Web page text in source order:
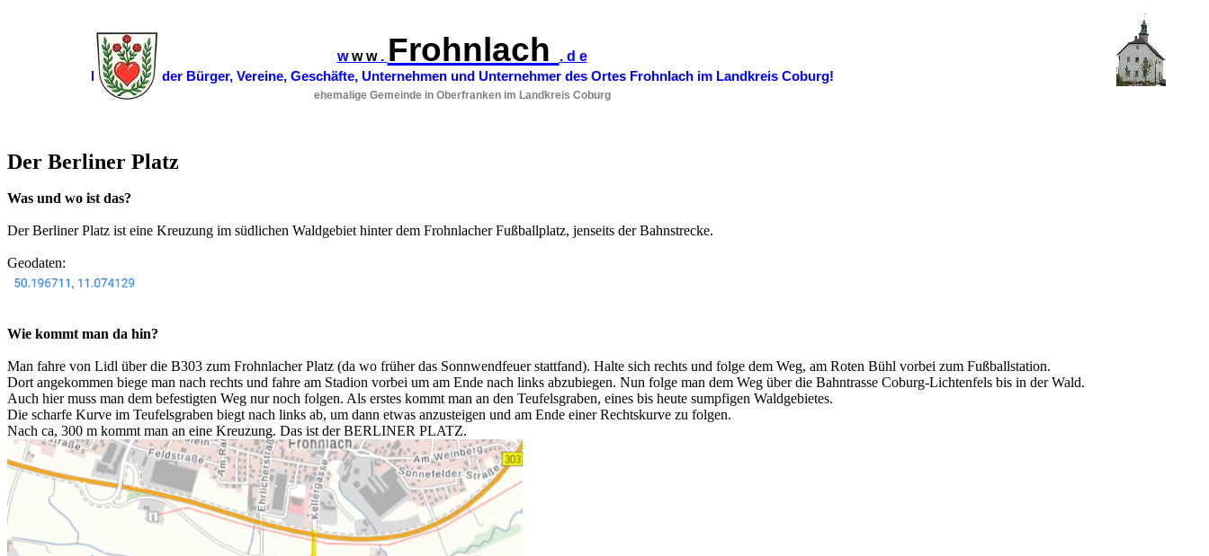
ww w. Frohnlach .d e
Homepage der Bürger, Vereine, Geschäfte, Unternehmen und Unternehmer des Ortes Frohnlach im Landkreis Coburg!
ehemalige Gemeinde in Oberfranken im Landkreis Coburg
Der Berliner Platz
Was und wo ist das?
Der Berliner Platz ist eine Kreuzung im südlichen Waldgebiet hinter dem FrohnlacherFußballplatz, jenseits der Bahnstrecke.
Geodaten:
Wie kommt man da hin?
Man fahre von Lidl über die B303 zum FrohnlacherPlatz (da wo früher das Sonnwendfeuer stattfand). Halte sich rechts und folge dem Weg, am Roten Bühl vorbei zum Fußballstation.
Dort angekommen biege man nach rechts und fahre am Stadion vorbei um am Ende nach links abzubiegen. Nun folge man dem Weg über die Bahntrasse Coburg-Lichtenfels bis in der Wald.
Auch hier muss man dem befestigten Weg nur noch folgen. Als erstes kommt man an den Teufelsgraben, eines bis heute sumpfigen Waldgebietes.
Die scharfe Kurve im Teufelsgraben biegt nach links ab, um dann etwas anzusteigen und am Ende einer Rechtskurve zu folgen.
Nach ca, 300 m kommt man an eine Kreuzung. Das ist der BERLINER PLATZ.